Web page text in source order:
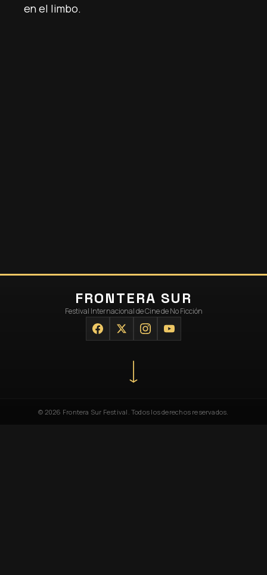
en el limbo.
FRONTERA SUR
Festival Internacional de Cine de No Ficción
© 2026 Frontera Sur Festival. Todos los derechos reservados.